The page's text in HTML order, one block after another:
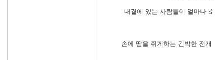
내곁에 있는 사람들이 얼마나 소
손에 땀을 쥐게하는 긴박한 전개